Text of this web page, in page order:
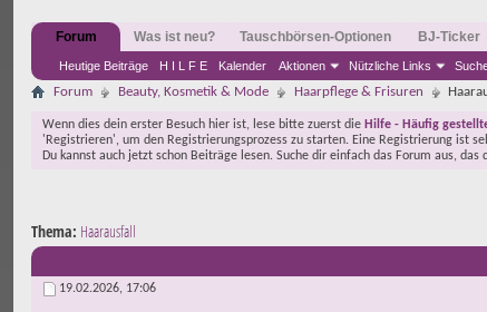
Forum
Heutige Beiträge H I L F E Kalender Aktionen Nützliche Links
Was ist neu? Tauschbörsen-Optionen BJ-Ticker
Forum Beauty, Kosmetik & Mode Haarpflege & Frisuren
Wenn dies dein erster Besuch hier ist, lese bitte zuerst die Hilfe - Häufig
'Registrieren', um den Registrierungsprozess zu starten. Eine Registrierung ist
Du kannst auch jetzt schon Beiträge lesen. Suche dir einfach das Forum aus,
Thema: Haarausfall
19.02.2026, 17:06